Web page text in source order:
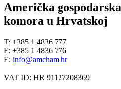
Američka gospodarska
komora u Hrvatskoj
T: +385 1 4836 777
F: +385 1 4836 776
E: info@amcham.hr
VAT ID: HR 91127208369